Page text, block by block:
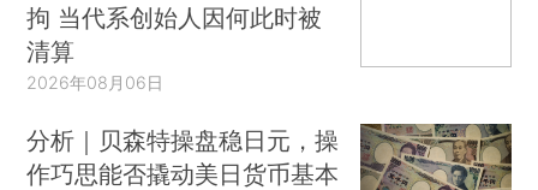
拘 当代系创始人因何此时被
清算
2026年08月06日
分析｜贝森特操盘稳日元，操
作巧思能否撬动美日货币基本